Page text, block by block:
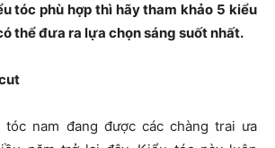
tóc phù hợp thì hãy tham khảo 5 kiểu
thể đưa ra lựa chọn sáng suốt nhất.
tóc nam đang được các chàng trai ưa